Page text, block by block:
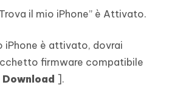
il mio iPhone” è Attivato.
iPhone è attivato, dovrai
firmware compatibile
Download ].